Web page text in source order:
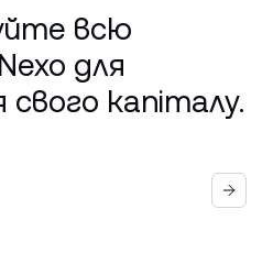
всю
для
капіталу.